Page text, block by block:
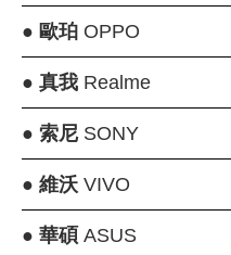
● 歐珀OPPO
● 真我Realme
● 索尼SONY
● 維沃VIVO
● 華碩 ASUS